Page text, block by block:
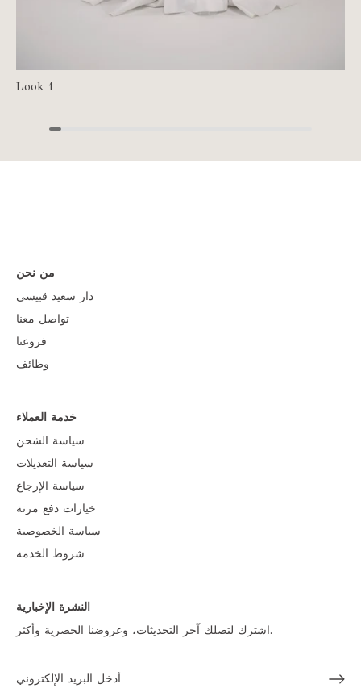
Look 1
من نحن
دار سعيد قبيسي
تواصل معنا
فروعنا
وظائف
خدمة العملاء
سياسة الشحن
سياسة التعديلات
سياسة الإرجاع
خيارات دفع مرنة
سياسة الخصوصية
شروط الخدمة
النشرة الإخبارية
اشترك لتصلك آخر التحديثات، وعروضنا الحصرية وأكثر.